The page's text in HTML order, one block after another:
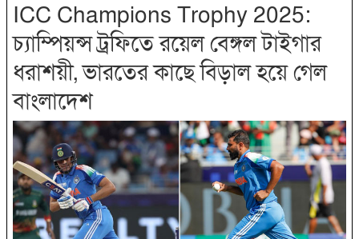
ICC Champions Trophy 2025:
চ্যাম্পিয়ন্স ট্রফিতে রয়েল বেঙ্গল টাইগার
ধরাশয়ী, ভারতের কাছে বিড়াল হয়ে গেল
বাংলাদেশ